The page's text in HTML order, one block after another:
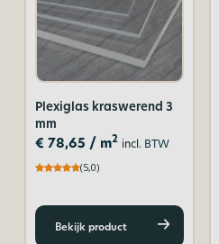
Plexiglas kraswerend 3
mm
€ 78,65 / m2 incl. BTW
(5,0)
Bekijk product